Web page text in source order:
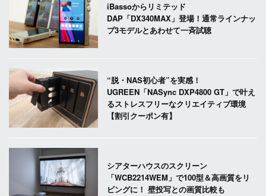
iBassoからリミテッド
DAP「DX340MAX」登場！通常ラインナッ
プ3モデルとあわせて一斉試聴
“脱・NAS初心者”を実感！
UGREEN「NASync DXP4800 GT」で叶え
るストレスフリーなクリエイティブ環境
【割引クーポン有】
シアターハウスのスクリーン
「WCB2214WEM」で100型＆高画質をリ
ビングに！ 壁投写との画質比較も